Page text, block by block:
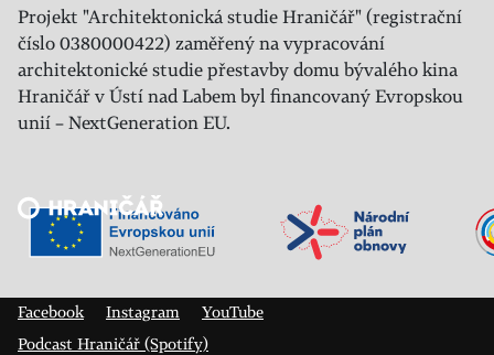
Projekt "Architektonická studie Hraničář" (registrační
číslo 0380000422) zaměřený na vypracování
architektonické studie přestavby domu bývalého kina
Hraničář v Ústí nad Labem byl financovaný Evropskou
unií – NextGeneration EU.
Veřejný sál Hraničář, spolek
Facebook
Instagram
YouTube
Podcast Hraničář (Spotify)